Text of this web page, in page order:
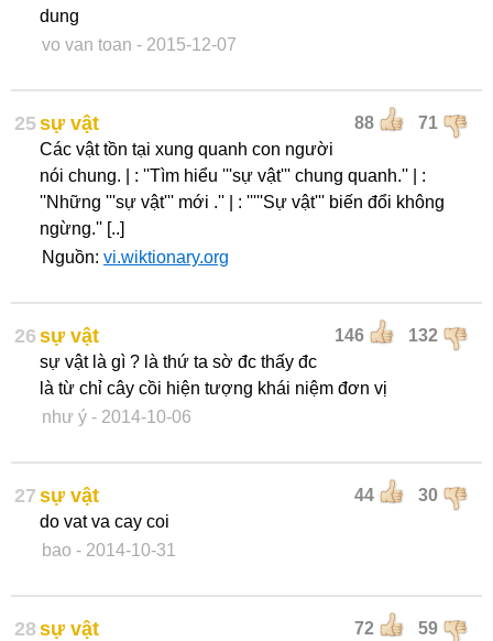
dung
vo van toan - 2015-12-07
25 88 71
sự vật
Các vật tồn tại xung quanh con người
nói chung. | : ''Tìm hiểu '''sự vật''' chung quanh.'' | :
''Những '''sự vật''' mới .'' | : '''''Sự vật''' biến đổi không
ngừng.'' [..]
Nguồn: vi.wiktionary.org
26 146 132
sự vật
sự vật là gì ? là thứ ta sờ đc thấy đc
là từ chỉ cây cồi hiện tượng khái niệm đơn vị
như ý - 2014-10-06
27 44 30
sự vật
do vat va cay coi
bao - 2014-10-31
28 72 59
sự vật